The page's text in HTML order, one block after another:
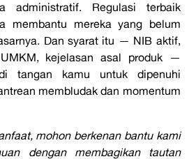
administratif. Regulasi terbaik
membantu mereka yang belum
Dan syarat itu — NIB aktif,
kejelasan asal produk —
tangan kamu untuk dipenuhi
membludak dan momentum
mohon berkenan bantu kami
dengan membagikan tautan